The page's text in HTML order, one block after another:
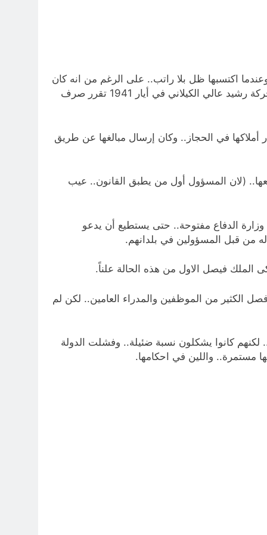
اكتسبها ظل بلا راتب.. على الرغم من انه كان
الوصي على عرش العراق منذ مصرع الملك عازي في نيسان 1939.. لكون الملك فيصل الثاني كان طفلاً.. وبعد فشل حركة رشيد عالي الكيلاني في أيار 1941 تقرر صرف
أملاكها في الحجاز.. وكان إرسال مبالغها عن طريق
(لان المسؤول أول من يطبق القانون.. عيب
وزارة الدفاع مفتوحة.. حتى يستطيع أن يدعو
من قبل المسؤولين في بلدانهم.
الملك فيصل الاول من هذه الحالة علناً.
الكثير من الموظفين والمدراء العامين.. لكن لم
كانوا يشكلون نسبة ضئيلة.. وفشلت الدولة
مستمرة.. واللين في احكامها.